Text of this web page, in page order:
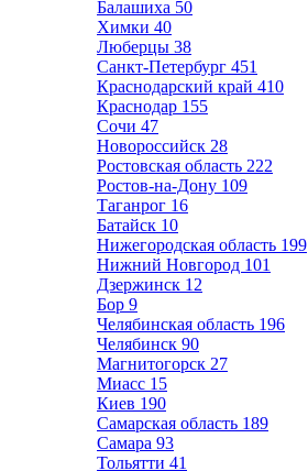
Балашиха 50
Химки 40
Люберцы 38
Санкт-Петербург 451
Краснодарский край 410
Краснодар 155
Сочи 47
Новороссийск 28
Ростовская область 222
Ростов-на-Дону 109
Таганрог 16
Батайск 10
Нижегородская область 199
Нижний Новгород 101
Дзержинск 12
Бор 9
Челябинская область 196
Челябинск 90
Магнитогорск 27
Миасс 15
Киев 190
Самарская область 189
Самара 93
Тольятти 41